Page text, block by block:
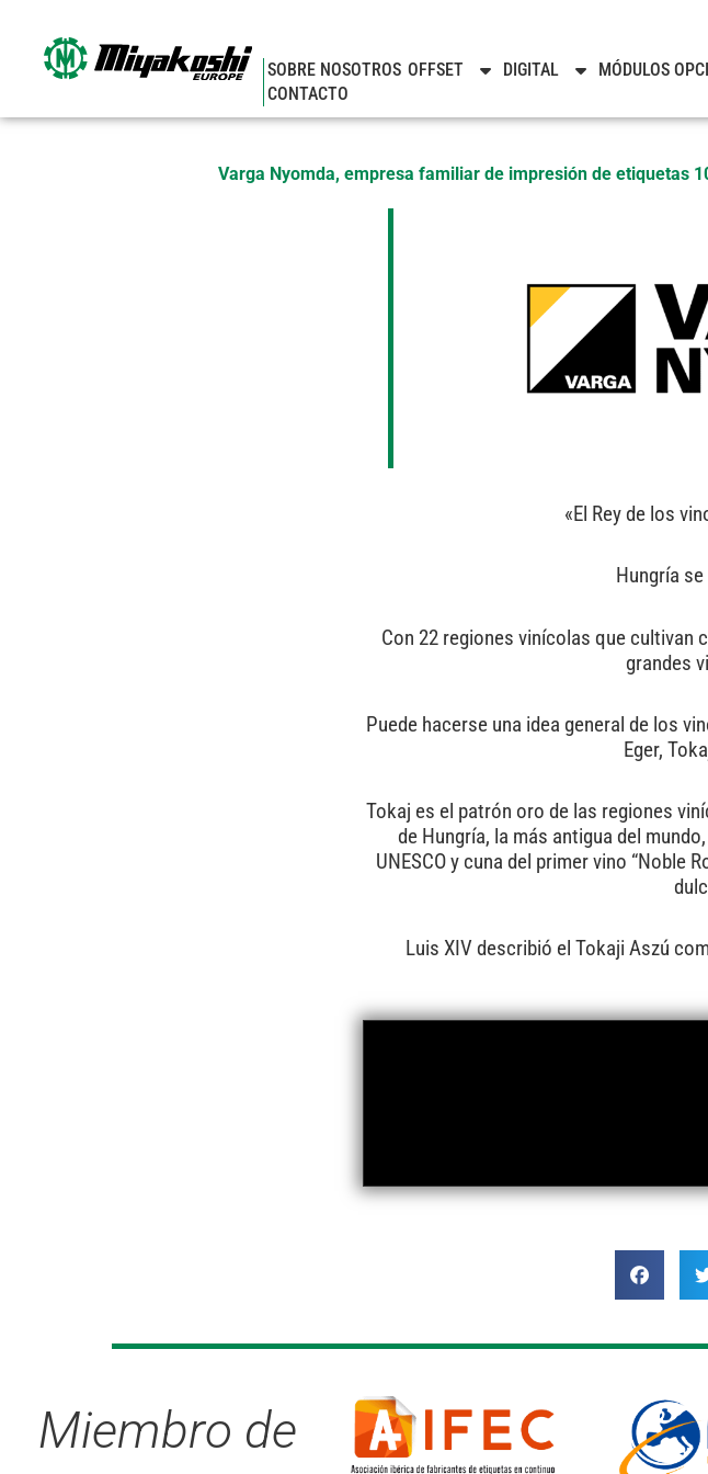
contenido
SOBRE NOSOTROS OFFSET DIGITAL MÓDULOS
CONTACTO
Varga Nyomda, empresa familiar de impresión de etiquetas
«El Rey de los
Hungría
Con 22 regiones vinícolas que cultivan
grandes
Puede hacerse una idea general de los
Eger,
Tokaj es el patrón oro de las regiones
de Hungría, la más antigua del
UNESCO y cuna del primer vino “Noble
Luis XIV describió el Tokaji Aszú
Miembro de